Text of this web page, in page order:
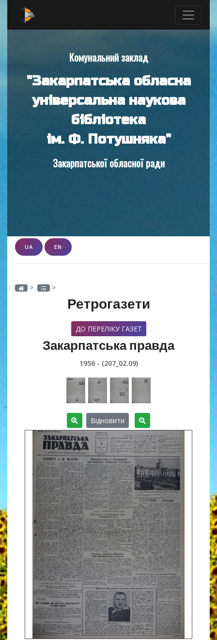
Комунальний заклад
"Закарпатська обласна
універсальна наукова
бібліотека
ім. Ф. Потушняка"
Закарпатської обласної ради
UA EN
> >
Ретрогазети
ДО ПЕРЕЛІКУ ГАЗЕТ
Закарпатська правда
1956 - (207_02.09)
Відновити